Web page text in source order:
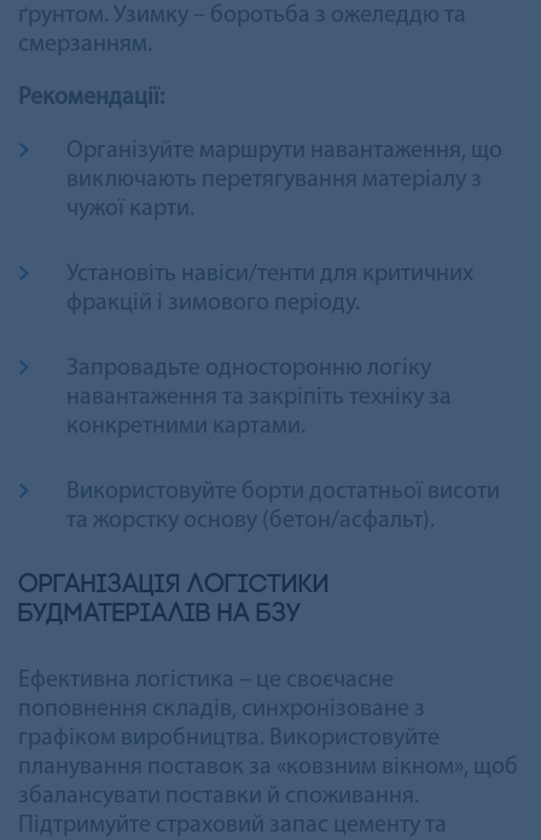
ґрунтом. Узимку – боротьба з ожеледдю та
смерзанням.
Рекомендації:
Організуйте маршрути навантаження, що
виключають перетягування матеріалу з
чужої карти.
Установіть навіси/тенти для критичних
фракцій і зимового періоду.
Запровадьте односторонню логіку
навантаження та закріпіть техніку за
конкретними картами.
Використовуйте борти достатньої висоти
та жорстку основу (бетон/асфальт).
Організація логістики
будматеріалів на БЗУ
Ефективна логістика – це своєчасне
поповнення складів, синхронізоване з
графіком виробництва. Використовуйте
планування поставок за «ковзним вікном», щоб
збалансувати поставки й споживання.
Підтримуйте страховий запас цементу та